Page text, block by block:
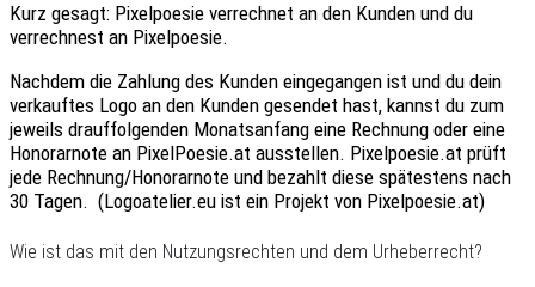
Kurz gesagt: Pixelpoesie verrechnet an den Kunden und du
verrechnest an Pixelpoesie.
Nachdem die Zahlung des Kunden eingegangen ist und du dein
verkauftes Logo an den Kunden gesendet hast, kannst du zum
jeweils drauffolgenden Monatsanfang eine Rechnung oder eine
Honorarnote an PixelPoesie.at ausstellen. Pixelpoesie.at prüft
jede Rechnung/Honorarnote und bezahlt diese spätestens nach
30 Tagen. (Logoatelier.eu ist ein Projekt von Pixelpoesie.at)
Wie ist das mit den Nutzungsrechten und dem Urheberrecht?